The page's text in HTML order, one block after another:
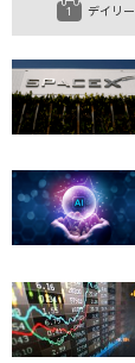
デイリー